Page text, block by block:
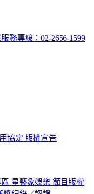
務專線：02-2656-1599
協定 版權宣告
星藝象娛樂 節目版權